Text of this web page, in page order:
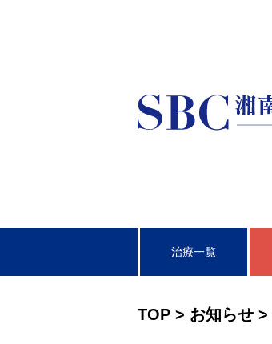
治療一覧
TOP > お知らせ >